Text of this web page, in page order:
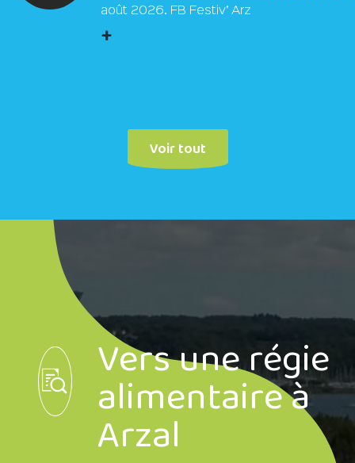
août 2026. FB Festiv’ Arz
+
Voir tout
Vers une régie
alimentaire à
Arzal